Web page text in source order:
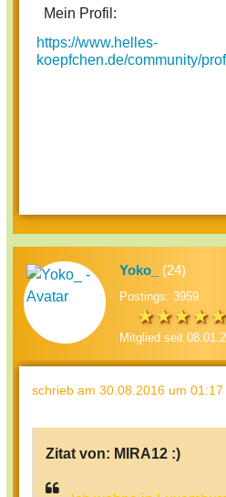
Mein Profil:
https://www.helles-
koepfchen.de/community/
Yoko_ (24)
Postings: 3959
Mitglied seit
schrieb am 30.08.2016 um 01:17
Zitat von: MIRA12 :)